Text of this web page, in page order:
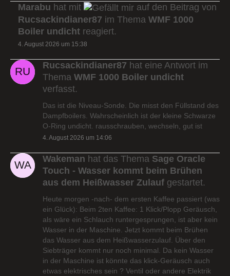
Marabu hat mit
auf den Beitrag von
Rucsackindianer87 im Thema WMF 1000
Boiler undicht reagiert.
4. August 2026 um 15:38
Rucsackindianer87 hat eine Antwort im
Thema WMF 1000 Boiler undicht
verfasst.
Das ist die Niveau-Sonde. Die misst den Füllstand des
Dampfboilers. Wahrscheinlich ist der kleine Schwarze
O-Ring undicht. rausschrauben, wechseln, gut ist
4. August 2026 um 14:06
Wakeman hat das Thema Sage Oracle
Touch - Wasser kommt beim Brühen
aus dem Heißwasser Zulauf gestartet.
Heute morgen -nach- dem ersten Kaffee passiert (was
ein Glück): Beim 2ten Kaffee: 1 Klick/Plopp Geräusch,
als wäre ein Schlauch runtergesprungen, ist aber kein
Wasser in der Maschine. Jetzt kommt beim Brühen
das Wasser aus dem Heißwasserzulauf. Über den
Siebträger kommt nur noch minimal. Da kein Wasser
in der Maschine ist könnte das klick-Geräusch auch
etwas elektrisches sein ? Ventil oder andere Elektrik